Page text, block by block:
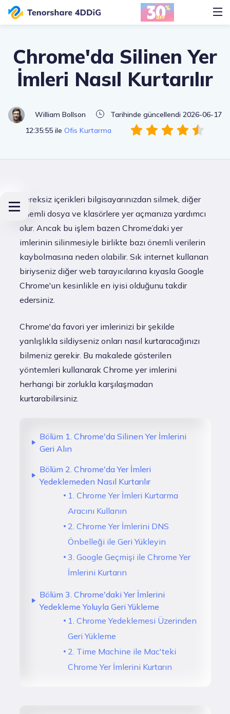
Chrome'da Silinen Yer
İmleri Nasıl Kurtarılır
William Bollson
Tarihinde güncellendi 2026-06-17
12:35:55 ile Ofis Kurtarma
Gereksiz içerikleri bilgisayarınızdan silmek, diğer
önemli dosya ve klasörlere yer açmanıza yardımcı
olur. Ancak bu işlem bazen Chrome’daki yer
imlerinin silinmesiyle birlikte bazı önemli verilerin
kaybolmasına neden olabilir. Sık internet kullanan
biriyseniz diğer web tarayıcılarına kıyasla Google
Chrome'un kesinlikle en iyisi olduğunu takdir
edersiniz.
Chrome'da favori yer imlerinizi bir şekilde
yanlışlıkla sildiyseniz onları nasıl kurtaracağınızı
bilmeniz gerekir. Bu makalede gösterilen
yöntemleri kullanarak Chrome yer imlerini
herhangi bir zorlukla karşılaşmadan
kurtarabilirsiniz.
Bölüm 1. Chrome'da Silinen Yer İmlerini
Geri Alın
Bölüm 2. Chrome'da Yer İmleri
Yedeklemeden Nasıl Kurtarılır
1. Chrome Yer İmleri Kurtarma
Aracını Kullanın
2. Chrome Yer İmlerini DNS
Önbelleği ile Geri Yükleyin
3. Google Geçmişi ile Chrome Yer
İmlerini Kurtarın
Bölüm 3. Chrome'daki Yer İmlerini
Yedekleme Yoluyla Geri Yükleme
1. Chrome Yedeklemesi Üzerinden
Geri Yükleme
2. Time Machine ile Mac'teki
Chrome Yer İmlerini Kurtarın